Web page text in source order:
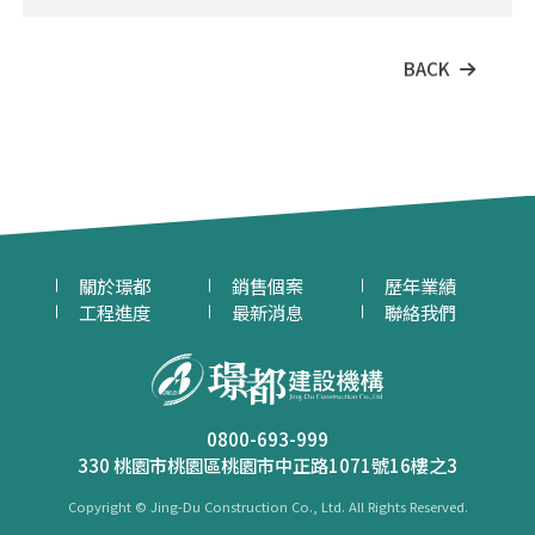
BACK
關於璟都 銷售個案
歷年業績
工程進度
最新消息 聯絡我們
0800-693-999
330 桃園市桃園區桃園市中正路1071號16樓之3
Copyright © Jing-Du Construction Co., Ltd. All Rights Reserved.